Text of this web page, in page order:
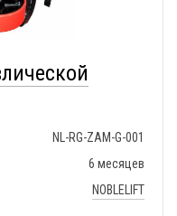
NL-RG-ZAM-G-001
6 месяцев
NOBLELIFT